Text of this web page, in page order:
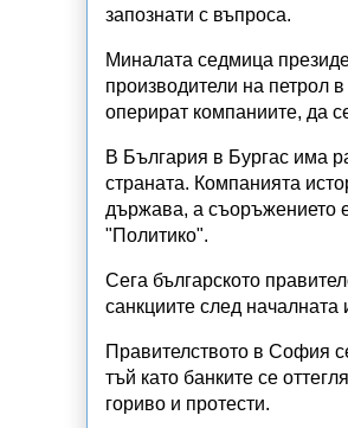
запознати с въпроса.
Миналата седмица
производители на петрол
оперират компаниите, да
В България в Бургас има
страната. Компанията
държава, а съоръжението
"Политико".
Сега българското
санкциите след
Правителството в София
тъй като банките се
гориво и протести.